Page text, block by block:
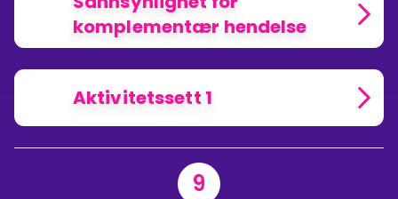
komplementær hendelse
Aktivitetssett 1
9